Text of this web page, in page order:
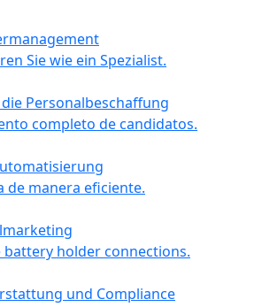
Sie wie ein Spezialist.
Personalbeschaffung
completo de candidatos.
de manera eficiente.
battery holder connections.
und Compliance